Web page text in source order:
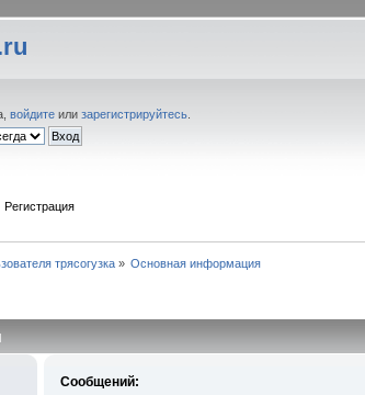
войдите илизарегистрируйтесь
Регистрация
трясогузка» Основная информация
Сообщений: